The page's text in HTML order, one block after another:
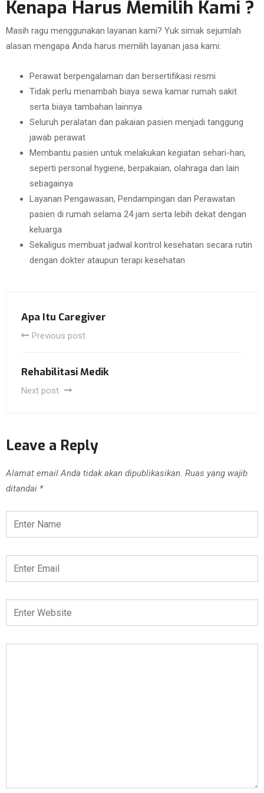
Kenapa Harus Memilih Kami ?
Masih ragu menggunakan layanan kami? Yuk simak sejumlah
alasan mengapa Anda harus memilih layanan jasa kami:
Perawat berpengalaman dan bersertifikasi resmi
Tidak perlu menambah biaya sewa kamar rumah sakit
serta biaya tambahan lainnya
Seluruh peralatan dan pakaian pasien menjadi tanggung
jawab perawat
Membantu pasien untuk melakukan kegiatan sehari-hari,
seperti personal hygiene, berpakaian, olahraga dan lain
sebagainya
Layanan Pengawasan, Pendampingan dan Perawatan
pasien di rumah selama 24 jam serta lebih dekat dengan
keluarga
Sekaligus membuat jadwal kontrol kesehatan secara rutin
dengan dokter ataupun terapi kesehatan
Apa Itu Caregiver
Previous post
Rehabilitasi Medik
Next post
Leave a Reply
Alamat email Anda tidak akan dipublikasikan. Ruas yang wajib
ditandai *